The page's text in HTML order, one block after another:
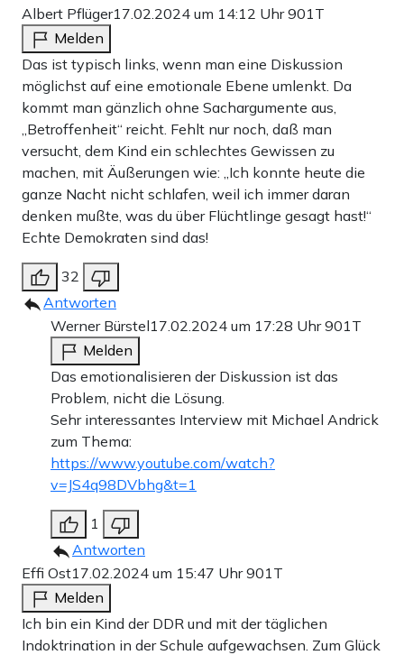
Albert Pflüger17.02.2024 um 14:12 Uhr901T
Melden
Das ist typisch links, wenn man eine Diskussion
möglichst auf eine emotionale Ebene umlenkt. Da
kommt man gänzlich ohne Sachargumente aus,
„Betroffenheit“ reicht. Fehlt nur noch, daß man
versucht, dem Kind ein schlechtes Gewissen zu
machen, mit Äußerungen wie: „Ich konnte heute die
ganze Nacht nicht schlafen, weil ich immer daran
denken mußte, was du über Flüchtlinge gesagt hast!“
Echte Demokraten sind das!
32
Antworten
Werner Bürstel17.02.2024 um 17:28 Uhr901T
Melden
Das emotionalisieren der Diskussion ist das
Problem, nicht die Lösung.
Sehr interessantes Interview mit Michael Andrick
zum Thema:
https://www.youtube.com/watch?
v=JS4q98DVbhg&t=1
1
Antworten
Effi Ost17.02.2024 um 15:47 Uhr901T
Melden
Ich bin ein Kind der DDR und mit der täglichen
Indoktrination in der Schule aufgewachsen. Zum Glück